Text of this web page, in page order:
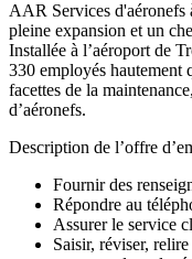
AAR Services d'aéronefs
pleine expansion et un
Installée à l’aéroport de
330 employés hautement
facettes de la
d’aéronefs.
Description de l’offre
Fournir des
Répondre au
Assurer le service
Saisir, réviser,